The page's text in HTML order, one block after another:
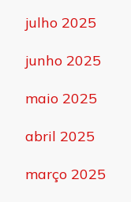
julho 2025
junho 2025
maio 2025
abril 2025
março 2025